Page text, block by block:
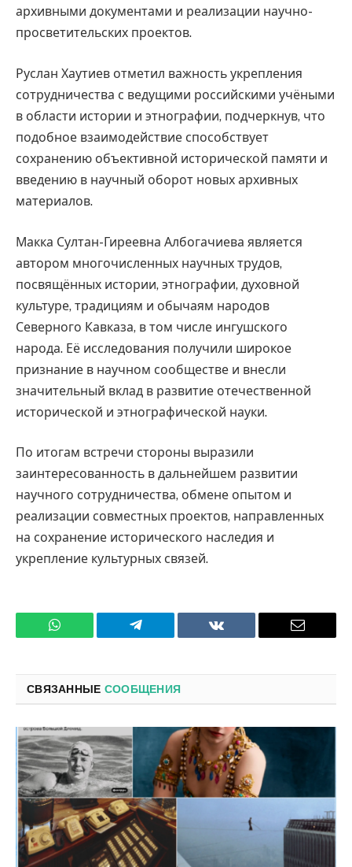
архивными документами и реализации научно-
просветительских проектов.
Руслан Хаутиев отметил важность укрепления
сотрудничества с ведущими российскими учёными
в области истории и этнографии, подчеркнув, что
подобное взаимодействие способствует
сохранению объективной исторической памяти и
введению в научный оборот новых архивных
материалов.
Макка Султан-Гиреевна Албогачиева является
автором многочисленных научных трудов,
посвящённых истории, этнографии, духовной
культуре, традициям и обычаям народов
Северного Кавказа, в том числе ингушского
народа. Её исследования получили широкое
признание в научном сообществе и внесли
значительный вклад в развитие отечественной
исторической и этнографической науки.
По итогам встречи стороны выразили
заинтересованность в дальнейшем развитии
научного сотрудничества, обмене опытом и
реализации совместных проектов, направленных
на сохранение исторического наследия и
укрепление культурных связей.
WhatsApp Телеграмм ВКонтакте
СВЯЗАННЫЕ СООБЩЕНИЯ